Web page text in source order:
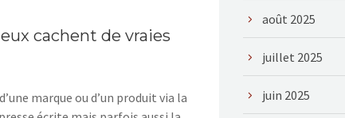
cachent de vraies
marque ou d’un produit via la
août 2025
juillet 2025
juin 2025